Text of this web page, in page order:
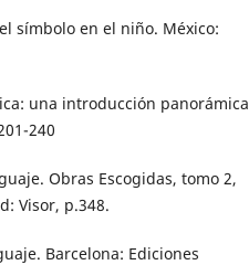
símbolo en el niño. México:
una introducción panorámica
240
Obras Escogidas, tomo 2,
Visor, p.348.
Barcelona: Ediciones